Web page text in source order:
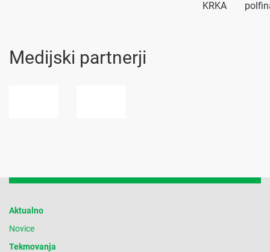
KRKA
Medijski partnerji
Aktualno
Novice
Tekmovanja